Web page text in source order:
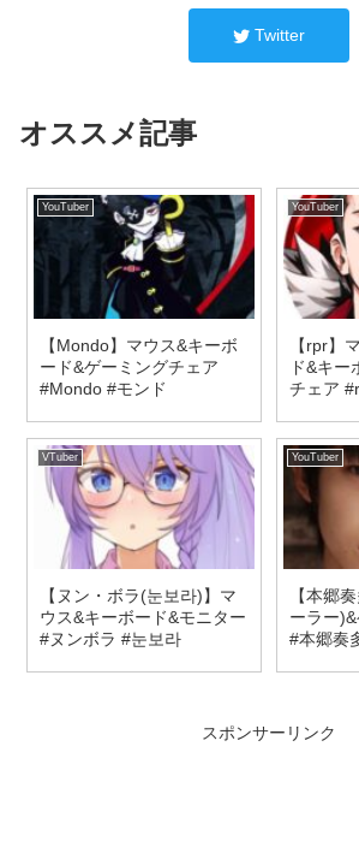
Twitter
オススメ記事
YouTuber
【Mondo】マウス&キーボ
ード&ゲーミングチェア
#Mondo #モンド
YouTuber
【rpr】
ド&キ
チェア
VTuber
【ヌン・ボラ(눈보라)】マ
ウス&キーボード&モニター
#ヌンボラ #눈보라
YouTuber
【本郷
ーラー
#本郷奏
スポンサーリンク